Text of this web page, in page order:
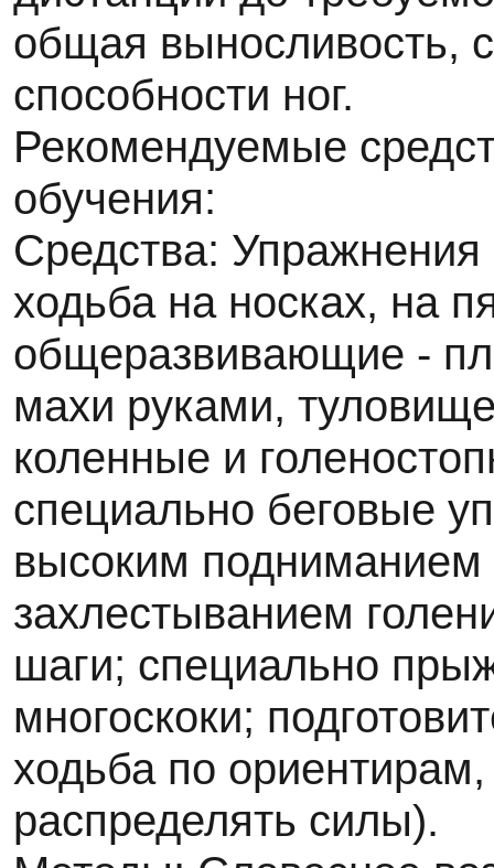
общая выносливость,
способности ног.
Рекомендуемые
обучения:
Средства:
ходьба на носках, на
общеразвивающие -
махи руками,
коленные и
специально беговые
высоким подниманием
захлестыванием
шаги; специально
многоскоки;
ходьба по
распределять силы).